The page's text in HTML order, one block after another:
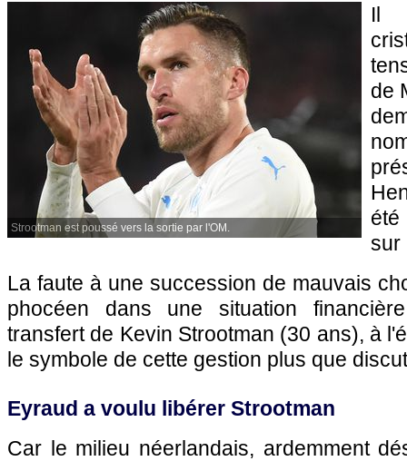
Strootman est poussé vers la sortie par l'OM.
Il
de
sur
La faute à une succession de mauvais
phocéen dans une situation
transfert de Kevin Strootman (30 ans), à
le symbole de cette gestion plus que
Eyraud a voulu libérer Strootman
Car le milieu néerlandais, ardemment